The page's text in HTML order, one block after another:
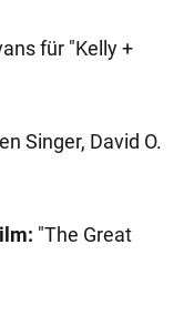
für "Kelly +
Singer, David O.
"The Great